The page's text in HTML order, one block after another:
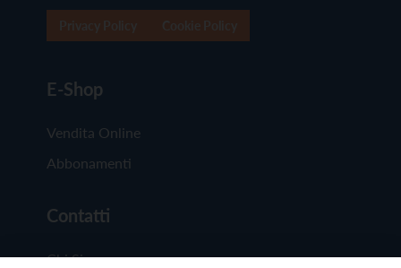
E-Shop
Vendita Online
Abbonamenti
Contatti
Chi Siamo